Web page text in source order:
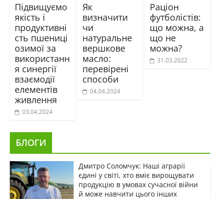
Підвищуємо
якість і
продуктивні
сть пшениці
озимої за
використанн
я синергії
взаємодії
елементів
живлення
03.04.2024
Як
визначити
чи
натуральне
вершкове
масло:
перевірені
способи
04.04.2024
Раціон
футболістів:
що можна, а
що не
можна?
31.03.2022
БЛОГИ
Дмитро Соломчук: Наші аграрії
єдині у світі, хто вміє вирощувати
продукцію в умовах сучасної війни
й може навчити цього інших